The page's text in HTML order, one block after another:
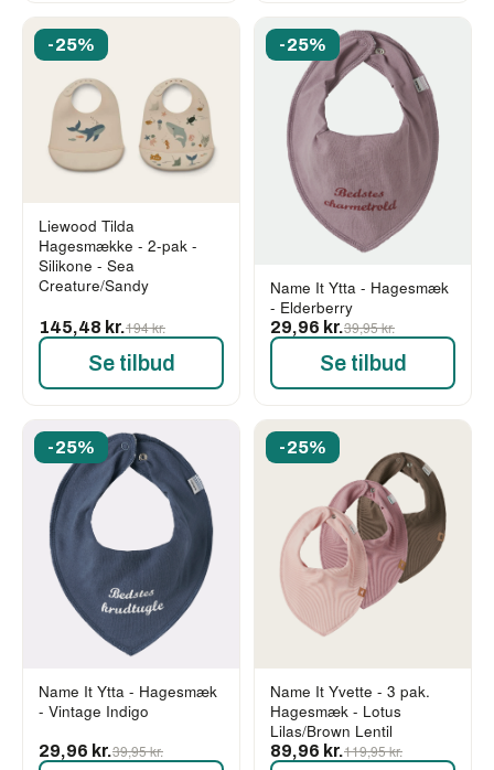
-25%
Liewood Tilda
Hagesmække - 2-pak -
Silikone - Sea
Creature/Sandy
145,48 kr.194 kr.
Se tilbud
-25%
Name It Ytta - Hagesmæk
- Elderberry
29,96 kr.39,95 kr.
Se tilbud
-25%
Name It Ytta - Hagesmæk
- Vintage Indigo
29,96 kr.39,95 kr.
-25%
Name It Yvette - 3 pak.
Hagesmæk - Lotus
Lilas/Brown Lentil
89,96 kr.119,95 kr.